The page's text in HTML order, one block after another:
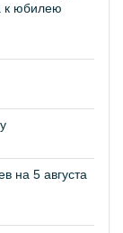
к юбилею
на 5 августа